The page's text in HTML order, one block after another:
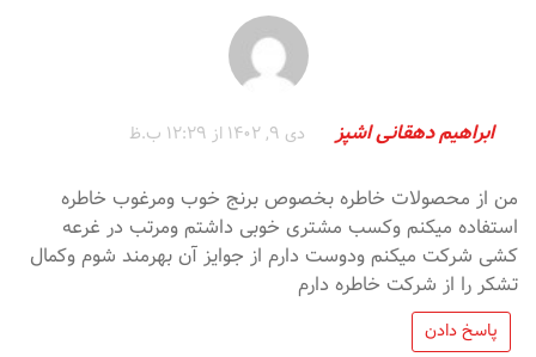
ابراهیم دهقانی اشپز دی 9, 1402 از 12:29 ب.ظ
من از محصولات خاطره بخصوص برنج خوب ومرغوب خاطره
استفاده میکنم وکسب مشتری خوبی داشتم ومرتب در غرعه
کشی شرکت میکنم ودوست دارم از جوایز آن بهرمند شوم وکمال
تشکر را از شرکت خاطره دارم
پاسخ دادن